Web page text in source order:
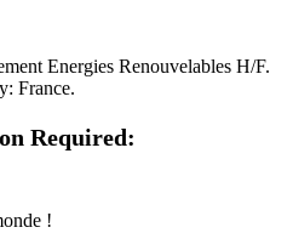
Energies Renouvelables H/F.
France.
Required:
!